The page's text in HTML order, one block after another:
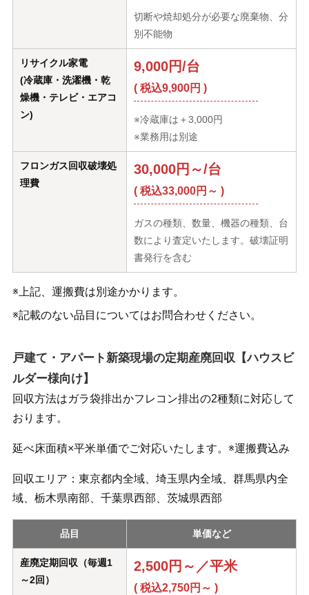
切断や焼却処分が必要な廃棄物、分
別不能物
リサイクル家電
(冷蔵庫・洗濯機・乾
燥機・テレビ・エアコ
ン)
9,000円/台
( 税込9,900円 )
※冷蔵庫は＋3,000円
※業務用は別途
フロンガス回収破壊処
理費
30,000円～/台
( 税込33,000円～ )
ガスの種類、数量、機器の種類、台
数により査定いたします。破壊証明
書発行を含む
※上記、運搬費は別途かかります。
※記載のない品目についてはお問合わせください。
戸建て・アパート新築現場の定期産廃回収【ハウスビ
ルダー様向け】
回収方法はガラ袋排出かフレコン排出の2種類に対応して
おります。
延べ床面積×平米単価でご対応いたします。※運搬費込み
回収エリア：東京都内全域、埼玉県内全域、群馬県内全
域、栃木県南部、千葉県西部、茨城県西部
品目 単価など
産廃定期回収（毎週1
～2回）
2,500円～／平米
( 税込2,750円～ )